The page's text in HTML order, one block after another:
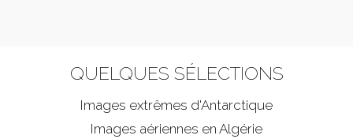
QUELQUES SÉLECTIONS
Images extrêmes d'Antarctique
Images aériennes en Algérie